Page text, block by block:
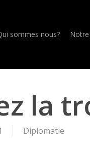
sommes nous?
la
Diplomatie